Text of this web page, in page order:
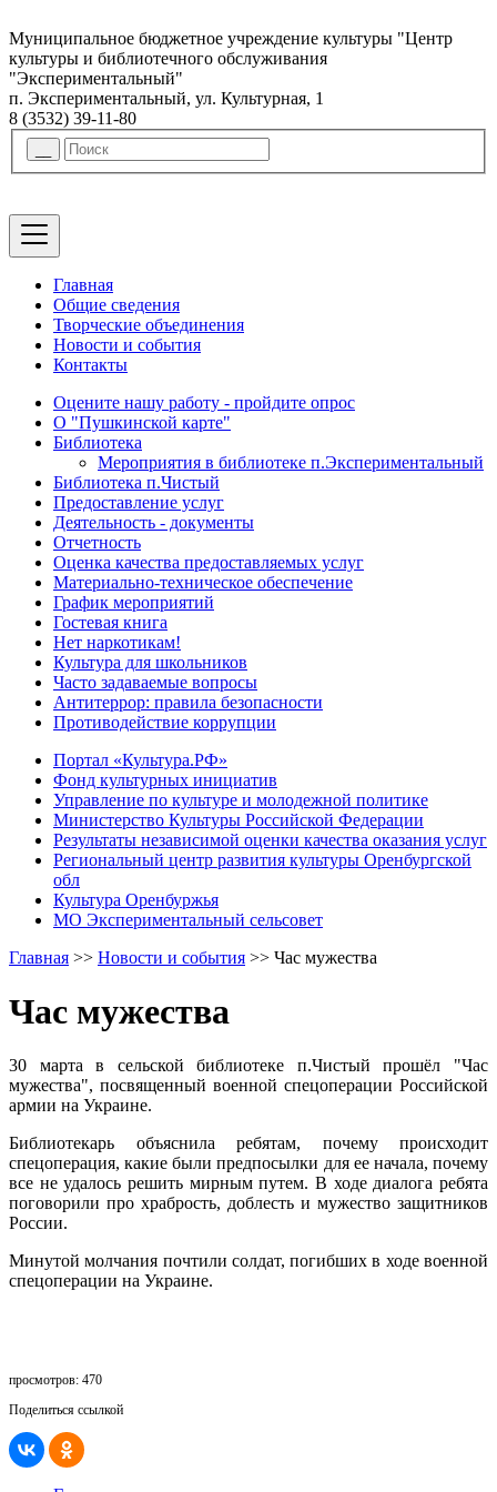
Муниципальное бюджетное учреждение культуры "Центр
культуры и библиотечного обслуживания
"Экспериментальный"
п. Экспериментальный, ул. Культурная, 1
8 (3532) 39-11-80
Главная
Общие сведения
Творческие объединения
Новости и события
Контакты
Оцените нашу работу - пройдите опрос
О "Пушкинской карте"
Библиотека
Мероприятия в библиотеке п.Экспериментальный
Библиотека п.Чистый
Предоставление услуг
Деятельность - документы
Отчетность
Оценка качества предоставляемых услуг
Материально-техническое обеспечение
График мероприятий
Гостевая книга
Нет наркотикам!
Культура для школьников
Часто задаваемые вопросы
Антитеррор: правила безопасности
Противодействие коррупции
Портал «Культура.РФ»
Фонд культурных инициатив
Управление по культуре и молодежной политике
Министерство Культуры Российской Федерации
Результаты независимой оценки качества оказания услуг
Региональный центр развития культуры Оренбургской
обл
Культура Оренбуржья
МО Экспериментальный сельсовет
Главная >> Новости и события >> Час мужества
Час мужества
30 марта в сельской библиотеке п.Чистый прошёл "Час
мужества", посвященный военной спецоперации Российской
армии на Украине.
Библиотекарь объяснила ребятам, почему происходит
спецоперация, какие были предпосылки для ее начала, почему
все не удалось решить мирным путем. В ходе диалога ребята
поговорили про храбрость, доблесть и мужество защитников
России.
Минутой молчания почтили солдат, погибших в ходе военной
спецоперации на Украине.
просмотров: 470
Поделиться ссылкой